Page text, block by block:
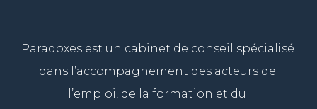
Paradoxes est un cabinet de conseil spécialisé
dans l’accompagnement des acteurs de
l’emploi, de la formation et du